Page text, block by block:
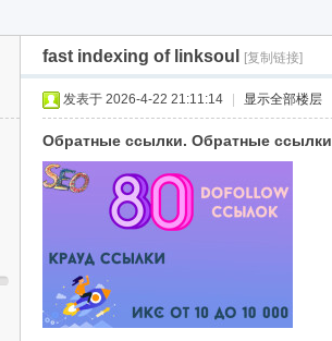
›
fast indexing of linksoul [复制链接]
发表于 2026-4-22 21:11:14 显示全部楼层
Обратные ссылки. Обратные